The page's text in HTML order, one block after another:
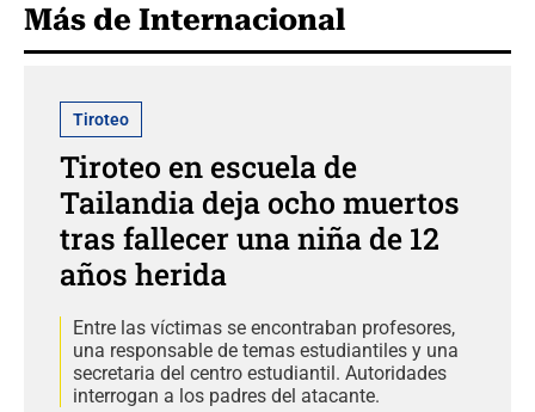
Más de Internacional
Tiroteo
Tiroteo en escuela de
Tailandia deja ocho muertos
tras fallecer una niña de 12
años herida
Entre las víctimas se encontraban profesores,
una responsable de temas estudiantiles y una
secretaria del centro estudiantil. Autoridades
interrogan a los padres del atacante.